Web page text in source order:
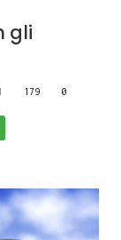
gli
179 0